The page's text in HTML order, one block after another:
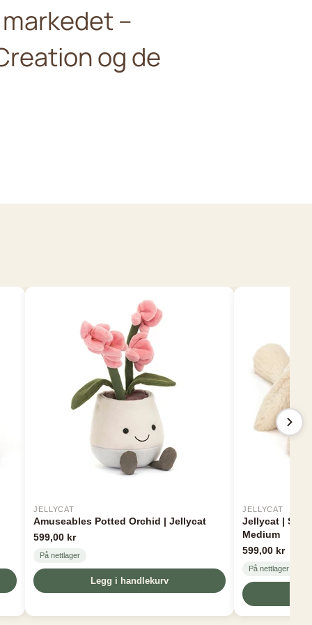
–
og de
JELLYCAT
Amuseables Potted Orchid | Jellycat
599,00 kr
På nettlager
Legg i handlekurv
JELLYCAT
Jellycat |
Medium
599,00 kr
På nettlager